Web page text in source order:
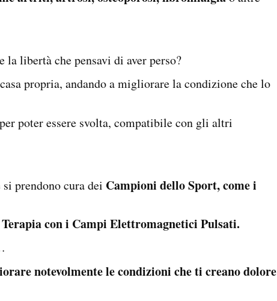
la libertà che pensavi di aver perso?
propria, andando a migliorare la condizione che lo
poter essere svolta, compatibile con gli altri
si prendono cura dei Campioni dello Sport, come i
con i Campi Elettromagnetici Pulsati.
notevolmente le condizioni che ti creano dolore